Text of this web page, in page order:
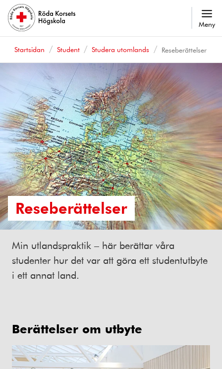
Meny
Startsidan Student Studera utomlands Reseberättelser
Reseberättelser
Min utlandspraktik – här berättar våra
studenter hur det var att göra ett studentutbyte
i ett annat land.
Berättelser om utbyte